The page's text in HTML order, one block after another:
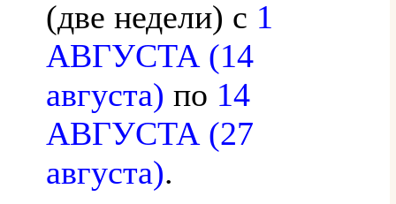
(две недели) с 1
АВГУСТА (14
августа) по 14
АВГУСТА (27
августа).